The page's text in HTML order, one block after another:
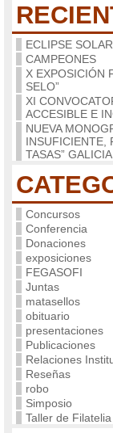
ECLIPSE
CAMPEONES
X EXPOSICIÓN
SELO”
XI
ACCESIBLE E
NUEVA
INSUFICIENTE,
TASAS”
Concursos
Conferencia
Donaciones
exposiciones
FEGASOFI
Juntas
matasellos
obituario
presentaciones
Publicaciones
Relaciones
Reseñas
robo
Simposio
Taller de Filatelia